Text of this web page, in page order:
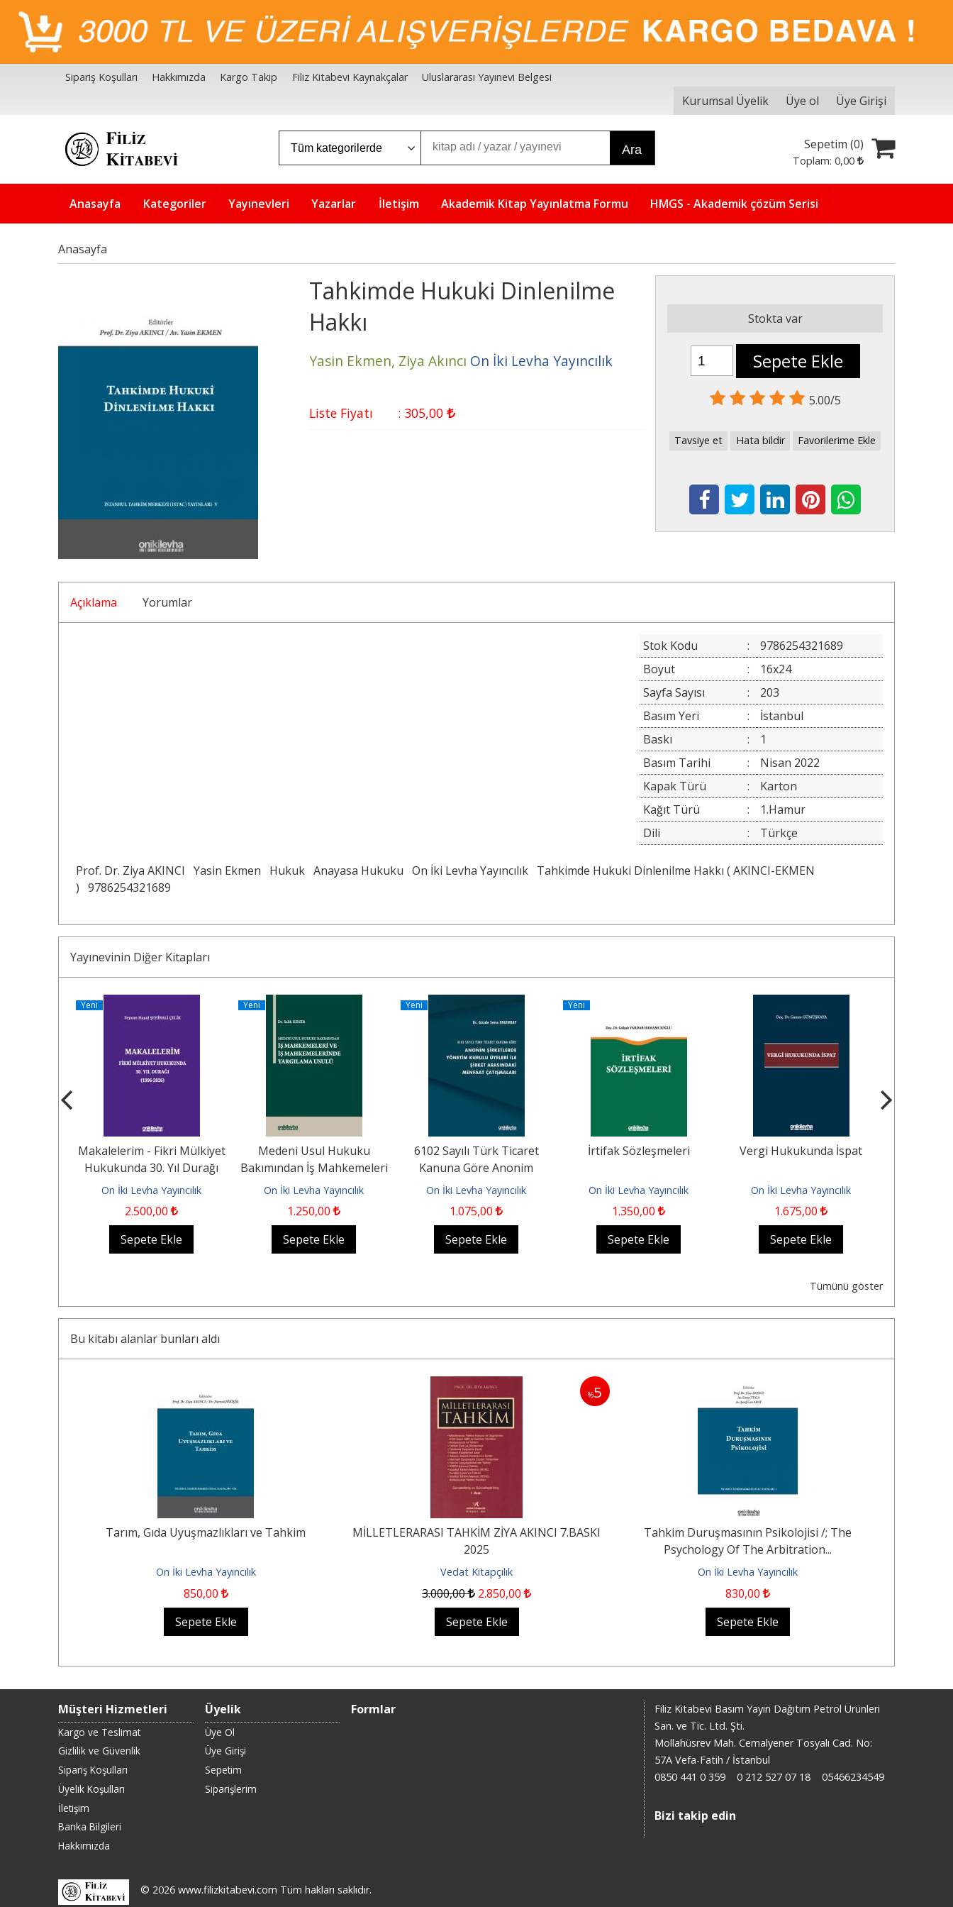
Sipariş Koşulları Hakkımızda Kargo Takip Filiz Kitabevi Kaynakçalar Uluslararası Yayınevi Belgesi
Kurumsal Üyelik Üye ol Üye Girişi
Ara Sepetim (0)
Toplam:0,00
Anasayfa Kategoriler Yayınevleri Yazarlar İletişim Akademik Kitap Yayınlatma Formu HMGS - Akademik çözüm Serisi
Anasayfa
Tahkimde Hukuki Dinlenilme
Hakkı
Yasin Ekmen, Ziya Akıncı On İki Levha Yayıncılık
Liste Fiyatı : 305,00
Stokta var
Sepete Ekle
5.00/5
Tavsiye et Hata bildir Favorilerime Ekle
Açıklama Yorumlar
Stok Kodu :
9786254321689
Boyut
:
16x24
Sayfa Sayısı
:
203
Basım Yeri
:
İstanbul
Baskı
:
1
Basım Tarihi
:
Nisan 2022
Kapak Türü
:
Karton
Kağıt Türü
:
1.Hamur
Dili
: Türkçe
Prof. Dr. Ziya AKINCI Yasin Ekmen Hukuk Anayasa Hukuku On İki Levha Yayıncılık Tahkimde Hukuki Dinlenilme Hakkı ( AKINCI-EKMEN
) 9786254321689
Yayınevinin Diğer Kitapları
Yeni
Makalelerim - Fikri Mülkiyet
Hukukunda 30. Yıl Durağı
(1996-2026)
On İki Levha Yayıncılık
2.500,00
Sepete Ekle
Yeni
Medeni Usul Hukuku
Bakımından İş Mahkemeleri
ve İş Mahkemelerinde...
On İki Levha Yayıncılık
1.250,00
Sepete Ekle
Yeni
6102 Sayılı Türk Ticaret
Kanuna Göre Anonim
Şirketlerde Yönetim Kurulu...
On İki Levha Yayıncılık
1.075,00
Sepete Ekle
Yeni
İrtifak Sözleşmeleri
On İki Levha Yayıncılık
1.350,00
Sepete Ekle
Vergi Hukukunda İspat
On İki Levha Yayıncılık
1.675,00
Sepete Ekle
Tümünü göster
Bu kitabı alanlar bunları aldı
Tarım, Gıda Uyuşmazlıkları ve Tahkim
On İki Levha Yayıncılık
850,00
Sepete Ekle
%5
MİLLETLERARASI TAHKİM ZİYA AKINCI 7.BASKI
2025
Vedat Kitapçılık
3.000,00 2.850,00
Sepete Ekle
Tahkim Duruşmasının Psikolojisi /; The
Psychology Of The Arbitration...
On İki Levha Yayıncılık
830,00
Sepete Ekle
Müşteri Hizmetleri
Kargo ve Teslimat
Gizlilik ve Güvenlik
Sipariş Koşulları
Üyelik Koşulları
İletişim
Banka Bilgileri
Hakkımızda
Üyelik
Üye Ol
Üye Girişi
Sepetim
Siparişlerim
Formlar
Filiz Kitabevi Basım Yayın Dağıtım Petrol Ürünleri
San. ve Tic. Ltd. Şti.
Mollahüsrev Mah. Cemalyener Tosyalı Cad. No:
57A Vefa-Fatih / İstanbul
0850 441 0 359
0 212 527 07 18 05466234549
Bizi takip edin
© 2026 www.filizkitabevi.com Tüm hakları saklıdır.